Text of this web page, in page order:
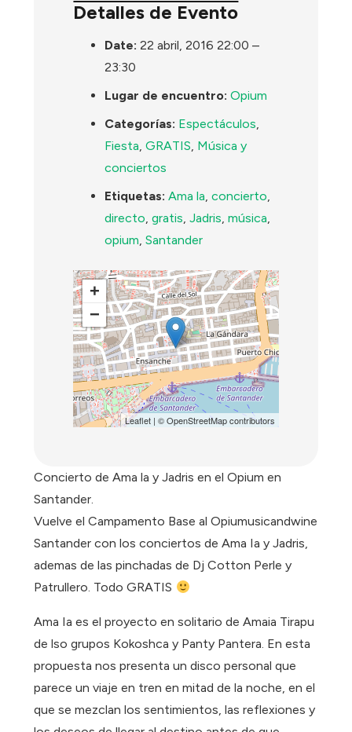
Detalles de Evento
Date: 22 abril, 2016 22:00 –
23:30
Lugar de encuentro: Opium
Categorías: Espectáculos,
Fiesta,GRATIS, Música y
conciertos
Etiquetas: Ama la,concierto,
directo,gratis,Jadris,música,
opium,Santander
+
−
Leaflet| ©OpenStreetMapcontributors
Concierto de Ama la y Jadris en el Opium en
Santander.
Vuelve el Campamento Base al Opiumusicandwine
Santander con los conciertos de Ama Ia y Jadris,
ademas de las pinchadas de Dj Cotton Perle y
Patrullero. Todo GRATIS
Ama Ia es el proyecto en solitario de Amaia Tirapu
de lso grupos Kokoshca y Panty Pantera. En esta
propuesta nos presenta un disco personal que
parece un viaje en tren en mitad de la noche, en el
que se mezclan los sentimientos, las reflexiones y